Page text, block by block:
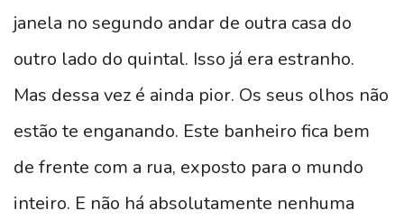
janela no segundo andar de outra casa do
outro lado do quintal. Isso já era estranho.
Mas dessa vez é ainda pior. Os seus olhos não
estão te enganando. Este banheiro fica bem
de frente com a rua, exposto para o mundo
inteiro. E não há absolutamente nenhuma